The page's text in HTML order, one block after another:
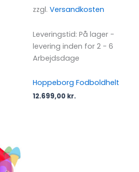
zzgl. Versandkosten
Leveringstid: På lager -
levering inden for 2 - 6
Arbejdsdage
Hoppeborg Fodboldhelt
12.699,00 kr.